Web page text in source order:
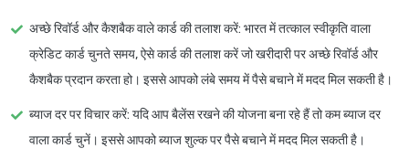
अच्छे रिवॉर्ड और कैशबैक वाले कार्ड की तलाश करें: भारत में तत्काल स्वीकृति वाला
क्रेडिट कार्ड चुनते समय, ऐसे कार्ड की तलाश करें जो खरीदारी पर अच्छे रिवॉर्ड और
कैशबैक प्रदान करता हो। इससे आपको लंबे समय में पैसे बचाने में मदद मिल सकती है।
ब्याज दर पर विचार करें: यदि आप बैलेंस रखने की योजना बना रहे हैं तो कम ब्याज दर
वाला कार्ड चुनें। इससे आपको ब्याज शुल्क पर पैसे बचाने में मदद मिल सकती है।